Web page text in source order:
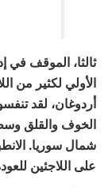
ثالثا، الموقف في
الأولي لكثير من
أردوغان، لقد
الخوف والقلق
شمال سوريا.
على اللاجئين